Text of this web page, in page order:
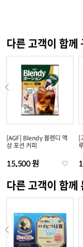
다른 고객이 함께
[AGF] Blendy 블렌디 액
상 포션 커피
15,500 원
[
다른 고객이 함께